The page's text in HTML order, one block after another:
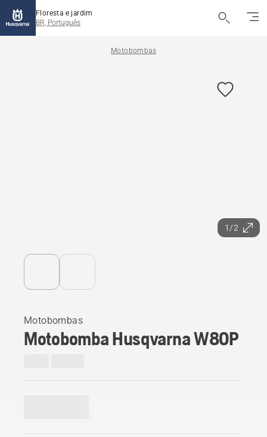
Floresta e jardim
BR, Português
Motobombas
1/2
Motobombas
Motobomba Husqvarna W80P